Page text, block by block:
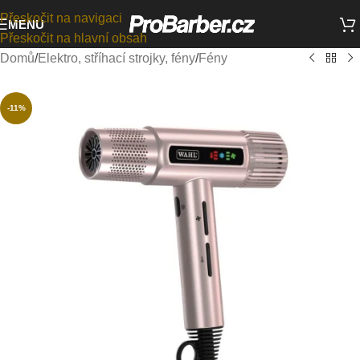
Přeskočit na navigaci
Přeskočit na hlavní obsah
MENU
Domů/Elektro, stříhací strojky, fény/Fény
-11%